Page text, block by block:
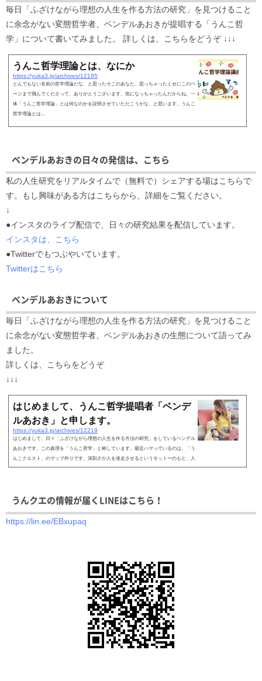
毎日「ふざけながら理想の人生を作る方法の研究」を見つけること
に余念がない変態哲学者、ベンデルあおきが提唱する「うんこ哲
学」について書いてみました。 詳しくは、こちらをどうぞ ↓↓↓
うんこ哲学理論とは、なにか
https://yuka3.jp/archives/12195
とんでもない名前の哲学理論だな、と思ったそこのあなた。思っちゃったくせにこのペ
ージまで飛んでくださって、ありがとうございます。気になっちゃったんだからね。一
体「うんこ哲学理論」とは何なのかを説明させていただこうかな、と思います。うんこ
哲学理論とは...
ベンデルあおきの日々の発信は、こちら
私の人生研究をリアルタイムで（無料で）シェアする場はこちらで
す。もし興味がある方はこちらから、詳細をご覧ください。
↓
●インスタのライブ配信で、日々の研究結果を配信しています。
インスタは、こちら
●Twitterでもつぶやいています。
Twitterはこちら
ベンデルあおきについて
毎日「ふざけながら理想の人生を作る方法の研究」を見つけること
に余念がない変態哲学者、ベンデルあおきの生態について語ってみ
ました。
詳しくは、こちらをどうぞ
↓↓↓
はじめまして、うんこ哲学提唱者「ベンデ
ルあおき」と申します。
https://yuka3.jp/archives/12219
はじめまして、日々「ふざけながら理想の人生を作る方法の研究」をしているベンデル
あおきです。この真理を「うんこ哲学」と称しています。最近ハマっているのは、「う
んこクエスト」のマップ作りです。深刻さが人を迷走させるというモットーのもと、人
生をゲームと...
うんクエの情報が届くLINEはこちら！
https://lin.ee/EBxupaq